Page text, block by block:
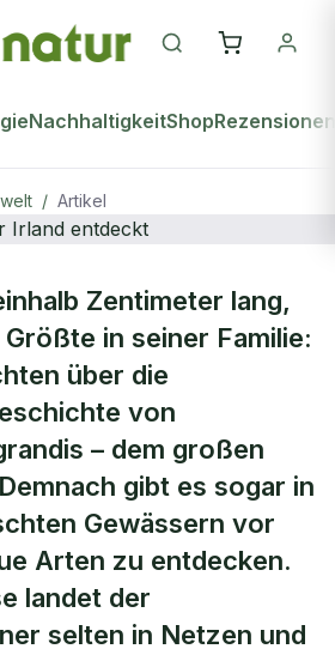
NachhaltigkeitShopRezensionen
/ Artikel
vor Irland entdeckt
Zentimeter lang,
in seiner Familie:
über die
von
– dem großen
gibt es sogar in
Gewässern vor
Arten zu entdecken.
landet der
selten in Netzen und